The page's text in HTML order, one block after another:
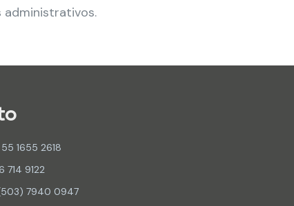
administrativos.
1655 2618
714 9122
7940 0947